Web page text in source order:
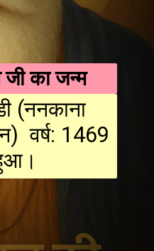
का जन्म
(ननकाना
वर्ष: 1469